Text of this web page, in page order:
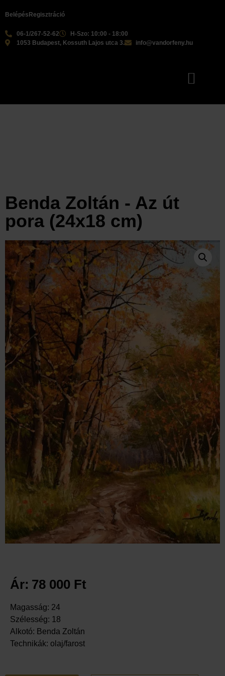
06-1/267-52-62
H-Szo: 10:00 - 18:00
1053 Budapest, Kossuth Lajos utca 3.
info@vandorfeny.hu
Belépés Regisztráció
Benda Zoltán - Az út
pora (24x18 cm)
Ár: 78 000 Ft
Magasság: 24
Szélesség: 18
Alkotó: Benda Zoltán
Technikák: olaj/farost